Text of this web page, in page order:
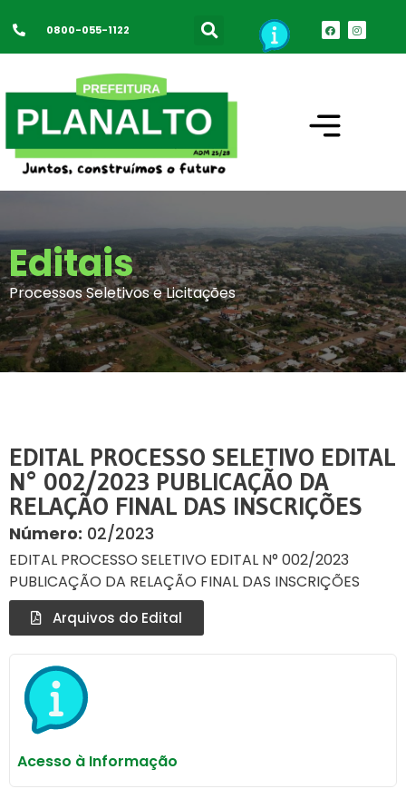
0800-055-1122
Editais
Processos Seletivos e Licitações
EDITAL PROCESSO SELETIVO EDITAL
N° 002/2023 PUBLICAÇÃO DA
RELAÇÃO FINAL DAS INSCRIÇÕES
Número: 02/2023
EDITAL PROCESSO SELETIVO EDITAL N° 002/2023
PUBLICAÇÃO DA RELAÇÃO FINAL DAS INSCRIÇÕES
Arquivos do Edital
Acesso à Informação